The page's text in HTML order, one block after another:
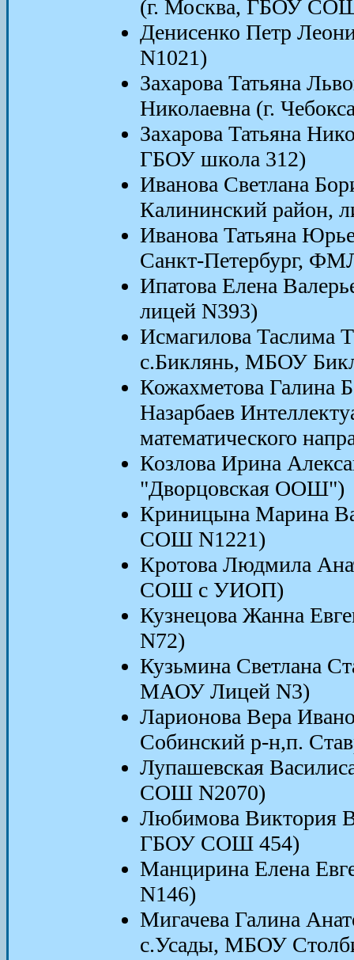
(г. Москва, ГБОУ
Денисенко Петр
N1021)
Захарова Татьяна
Николаевна (г.
Захарова Татьяна
ГБОУ школа 312)
Иванова Светлана
Калининский район,
Иванова Татьяна
Санкт-Петербург,
Ипатова Елена
лицей N393)
Исмагилова Таслима
с.Биклянь, МБОУ
Кожахметова Галина
Назарбаев
математического
Козлова Ирина
"Дворцовская ООШ")
Криницына Марина
СОШ N1221)
Кротова Людмила
СОШ с УИОП)
Кузнецова Жанна
N72)
Кузьмина Светлана
МАОУ Лицей N3)
Ларионова Вера
Собинский р-н,п.
Лупашевская
СОШ N2070)
Любимова Виктория
ГБОУ СОШ 454)
Манцирина Елена
N146)
Мигачева Галина
с.Усады, МБОУ